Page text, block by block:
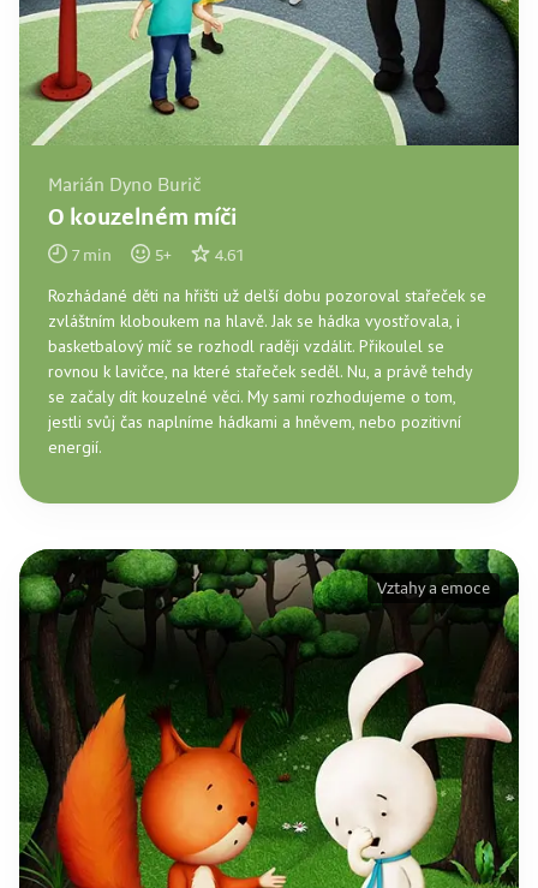
Marián Dyno Burič
O kouzelném míči
7min 5+ 4.61
Rozhádané děti na hřišti už delší dobu pozoroval stařeček se
zvláštním kloboukem na hlavě. Jak se hádka vyostřovala, i
basketbalový míč se rozhodl raději vzdálit. Přikoulel se
rovnou k lavičce, na které stařeček seděl. Nu, a právě tehdy
se začaly dít kouzelné věci. My sami rozhodujeme o tom,
jestli svůj čas naplníme hádkami a hněvem, nebo pozitivní
energií.
Vztahy a emoce